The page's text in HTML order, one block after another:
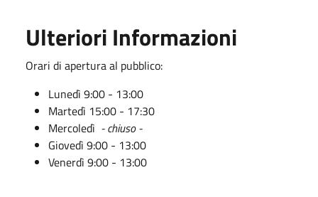
Ulteriori Informazioni
Orari di apertura al pubblico:
Lunedì 9:00 - 13:00
Martedì 15:00 - 17:30
Mercoledì - chiuso -
Giovedì 9:00 - 13:00
Venerdì 9:00 - 13:00